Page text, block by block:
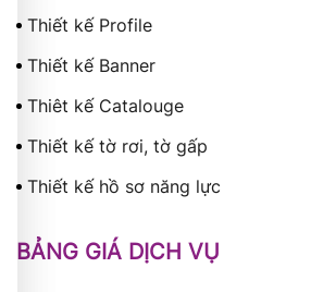
Thiết kế Profile
Thiết kế Banner
Thiêt kế Catalouge
Thiết kế tờ rơi, tờ gấp
Thiết kế hồ sơ năng lực
BẢNG GIÁ DỊCH VỤ